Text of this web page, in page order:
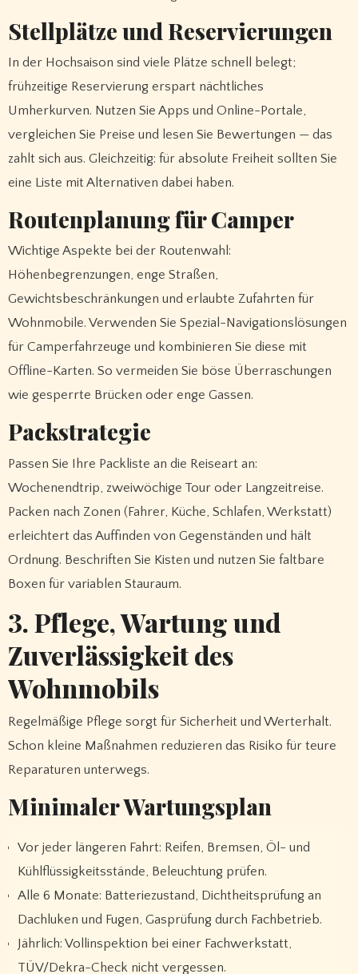
Stellplätze und Reservierungen
In der Hochsaison sind viele Plätze schnell belegt;
frühzeitige Reservierung erspart nächtliches
Umherkurven. Nutzen Sie Apps und Online-Portale,
vergleichen Sie Preise und lesen Sie Bewertungen — das
zahlt sich aus. Gleichzeitig: für absolute Freiheit sollten Sie
eine Liste mit Alternativen dabei haben.
Routenplanung für Camper
Wichtige Aspekte bei der Routenwahl:
Höhenbegrenzungen, enge Straßen,
Gewichtsbeschränkungen und erlaubte Zufahrten für
Wohnmobile. Verwenden Sie Spezial-Navigationslösungen
für Camperfahrzeuge und kombinieren Sie diese mit
Offline-Karten. So vermeiden Sie böse Überraschungen
wie gesperrte Brücken oder enge Gassen.
Packstrategie
Passen Sie Ihre Packliste an die Reiseart an:
Wochenendtrip, zweiwöchige Tour oder Langzeitreise.
Packen nach Zonen (Fahrer, Küche, Schlafen, Werkstatt)
erleichtert das Auffinden von Gegenständen und hält
Ordnung. Beschriften Sie Kisten und nutzen Sie faltbare
Boxen für variablen Stauraum.
3. Pflege, Wartung und
Zuverlässigkeit des
Wohnmobils
Regelmäßige Pflege sorgt für Sicherheit und Werterhalt.
Schon kleine Maßnahmen reduzieren das Risiko für teure
Reparaturen unterwegs.
Minimaler Wartungsplan
Vor jeder längeren Fahrt: Reifen, Bremsen, Öl- und
Kühlflüssigkeitsstände, Beleuchtung prüfen.
Alle 6 Monate: Batteriezustand, Dichtheitsprüfung an
Dachluken und Fugen, Gasprüfung durch Fachbetrieb.
Jährlich: Vollinspektion bei einer Fachwerkstatt,
TÜV/Dekra-Check nicht vergessen.